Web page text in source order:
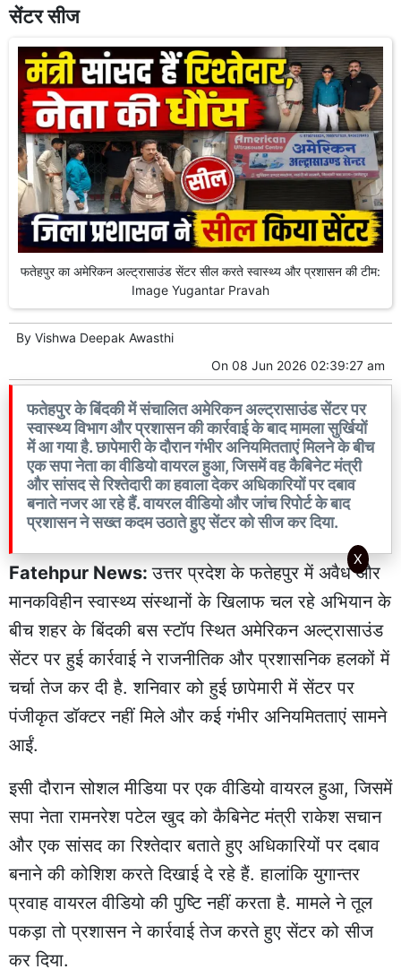
सेंटर सीज
फतेहपुर का अमेरिकन अल्ट्रासाउंड सेंटर सील करते स्वास्थ्य और प्रशासन की टीम:
Image Yugantar Pravah
By Vishwa Deepak Awasthi
On 08 Jun 2026 02:39:27 am
फतेहपुर के बिंदकी में संचालित अमेरिकन अल्ट्रासाउंड सेंटर पर
स्वास्थ्य विभाग और प्रशासन की कार्रवाई के बाद मामला सुर्खियों
में आ गया है. छापेमारी के दौरान गंभीर अनियमितताएं मिलने के बीच
एक सपा नेता का वीडियो वायरल हुआ, जिसमें वह कैबिनेट मंत्री
और सांसद से रिश्तेदारी का हवाला देकर अधिकारियों पर दबाव
बनाते नजर आ रहे हैं. वायरल वीडियो और जांच रिपोर्ट के बाद
प्रशासन ने सख्त कदम उठाते हुए सेंटर को सीज कर दिया.
Fatehpur News:उत्तर प्रदेश के फतेहपुर में अवैध और
मानकविहीन स्वास्थ्य संस्थानों के खिलाफ चल रहे अभियान के
बीच शहर के बिंदकी बस स्टॉप स्थित अमेरिकन अल्ट्रासाउंड
सेंटर पर हुई कार्रवाई ने राजनीतिक और प्रशासनिक हलकों में
चर्चा तेज कर दी है. शनिवार को हुई छापेमारी में सेंटर पर
पंजीकृत डॉक्टर नहीं मिले और कई गंभीर अनियमितताएं सामने
आईं.
इसी दौरान सोशल मीडिया पर एक वीडियो वायरल हुआ, जिसमें
सपा नेता रामनरेश पटेल खुद को कैबिनेट मंत्री राकेश सचान
और एक सांसद का रिश्तेदार बताते हुए अधिकारियों पर दबाव
बनाने की कोशिश करते दिखाई दे रहे हैं. हालांकि युगान्तर
प्रवाह वायरल वीडियो की पुष्टि नहीं करता है. मामले ने तूल
पकड़ा तो प्रशासन ने कार्रवाई तेज करते हुए सेंटर को सीज
कर दिया.
X